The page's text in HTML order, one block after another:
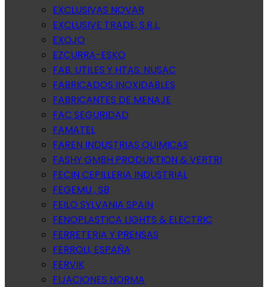
EXCLUSIVAS NOVAR
EXCLUSIVE TRADE, S.R.L.
EXOJO
EZCURRA-ESKO
FAB. UTILES Y HTAS. NUSAC
FABRICADOS INOXIDABLES
FABRICANTES DE MENAJE
FAC SEGURIDAD
FAMATEL
FAREN INDUSTRIAS QUIMICAS
FASHY GMBH PRODUKTION & VERTRI
FECIN CEPILLERIA INDUSTRIAL
FEGEMU , SB
FEILO SYLVANIA SPAIN
FENOPLASTICA LIGHTS & ELECTRIC
FERRETERIA Y PRENSAS
FERROLI, ESPAÑA
FERVIK
FIJACIONES NORMA